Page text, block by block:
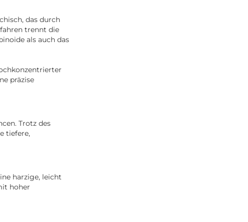
das durch
trennt die
als auch das
präzise
Trotz des
tiefere,
harzige, leicht
hoher